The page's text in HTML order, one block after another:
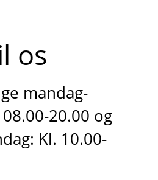
os
mandag-
20.00 og
Kl. 10.00-